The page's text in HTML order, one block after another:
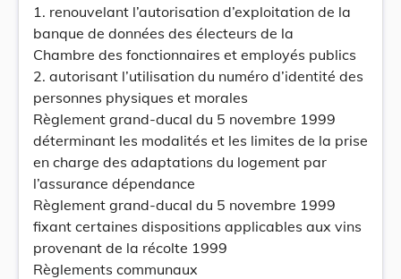
1. renouvelant l’autorisation d’exploitation de la
banque de données des électeurs de la
Chambre des fonctionnaires et employés publics
2. autorisant l’utilisation du numéro d’identité des
personnes physiques et morales
Règlement grand-ducal du 5 novembre 1999
déterminant les modalités et les limites de la prise
en charge des adaptations du logement par
l’assurance dépendance
Règlement grand-ducal du 5 novembre 1999
fixant certaines dispositions applicables aux vins
provenant de la récolte 1999
Règlements communaux